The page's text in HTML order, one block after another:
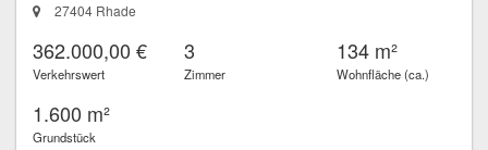
27404 Rhade
362.000,00 €
Verkehrswert
3
Zimmer
134 m²
Wohnfläche (ca.)
1.600 m²
Grundstück